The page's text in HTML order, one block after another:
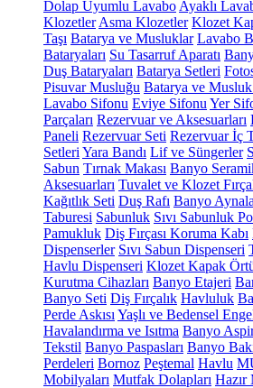
Dolap Uyumlu Lavabo Ayaklı
Klozetler Asma Klozetler Klozet
Taşı Batarya ve Musluklar Lavabo
Bataryaları Su Tasarruf Aparatı
Duş Bataryaları Batarya Setleri
Pisuvar Musluğu Batarya ve Musluk
Lavabo Sifonu Eviye Sifonu Yer
Parçaları Rezervuar ve Aksesuarları
Paneli Rezervuar Seti Rezervuar İç
Setleri Yara Bandı Lif ve Süngerler
Sabun Tırnak Makası Banyo
Aksesuarları Tuvalet ve Klozet
Kağıtlık Seti Duş Rafı Banyo
Taburesi Sabunluk Sıvı Sabunluk
Pamukluk Diş Fırçası Koruma Kabı
Dispenserler Sıvı Sabun Dispenseri
Havlu Dispenseri Klozet Kapak
Kurutma Cihazları Banyo Etajeri
Banyo Seti Diş Fırçalık Havluluk
Perde Askısı Yaşlı ve Bedensel
Havalandırma ve Isıtma Banyo
Tekstil Banyo Paspasları Banyo
Perdeleri Bornoz Peştemal Havlu
Mobilyaları Mutfak Dolapları Hazır